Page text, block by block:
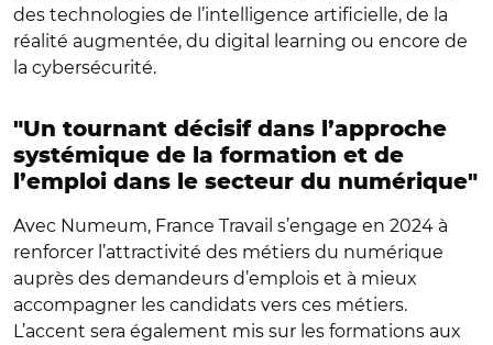
des technologies de l’intelligence artificielle, de la
réalité augmentée, du digital learning ou encore de
la cybersécurité.
"Un tournant décisif dans l’approche
systémique de la formation et de
l’emploi dans le secteur du numérique"
Avec Numeum, France Travail s’engage en 2024 à
renforcer l’attractivité des métiers du numérique
auprès des demandeurs d’emplois et à mieux
accompagner les candidats vers ces métiers.
L’accent sera également mis sur les formations aux